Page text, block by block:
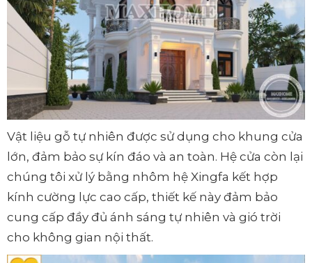
Vật liệu gỗ tự nhiên được sử dụng cho khung cửa
lớn, đảm bảo sự kín đáo và an toàn. Hệ cửa còn lại
chúng tôi xử lý bằng nhôm hệ Xingfa kết hợp
kính cường lực cao cấp, thiết kế này đảm bảo
cung cấp đầy đủ ánh sáng tự nhiên và gió trời
cho không gian nội thất.